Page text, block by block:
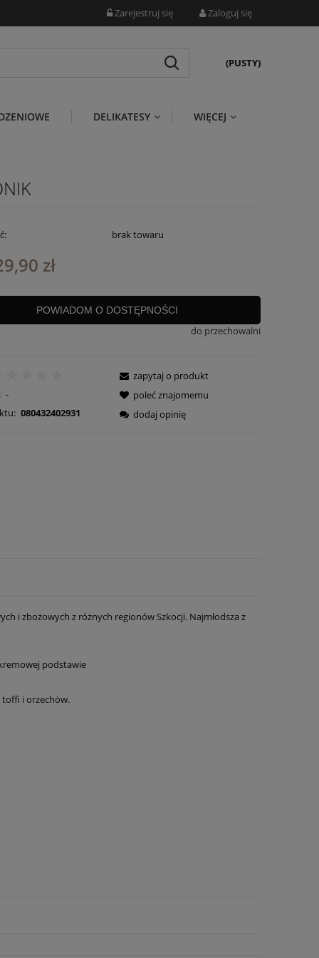
Zarejestruj się Zaloguj się
(PUSTY)
DELIKATESY WIĘCEJ
brak towaru
zł
POWIADOM O DOSTĘPNOŚCI
do przechowalni
-
080432402931
zapytaj o produkt
poleć znajomemu
dodaj opinię
i zbożowych z różnych regionów Szkocji. Najmłodsza z
podstawie
toffi i orzechów.